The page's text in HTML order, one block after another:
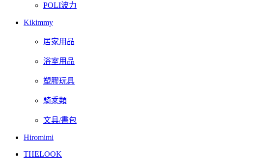
POLI波力
Kikimmy
居家用品
浴室用品
塑膠玩具
騎乘類
文具/書包
Hiromimi
THELOOK